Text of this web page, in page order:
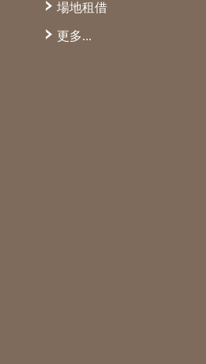
場地租借
更多...